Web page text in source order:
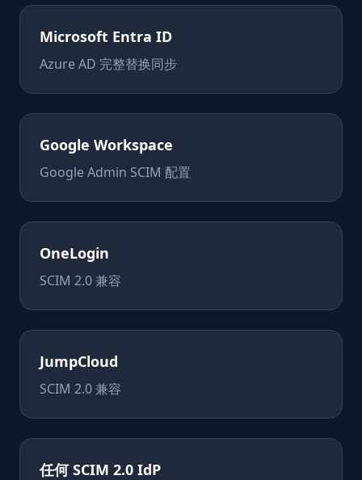
Microsoft Entra ID
Azure AD 完整替换同步
Google Workspace
Google Admin SCIM 配置
OneLogin
SCIM 2.0 兼容
JumpCloud
SCIM 2.0 兼容
任何 SCIM 2.0 IdP